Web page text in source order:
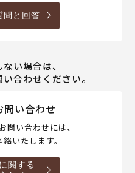
問と回答
い場合は、
合わせください。
問い合わせ
問い合わせには、
いたします。
関する